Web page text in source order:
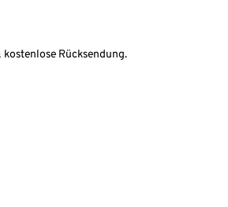
Rücksendung.